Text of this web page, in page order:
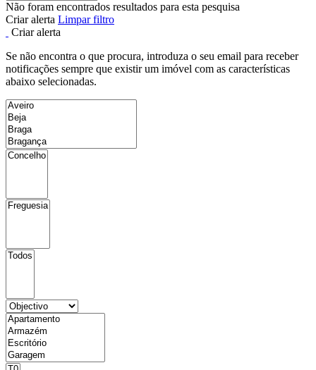
Não foram encontrados resultados para esta pesquisa
Criar alerta Limpar filtro
Criar alerta
Se não encontra o que procura, introduza o seu email para receber
notificações sempre que existir um imóvel com as características
abaixo selecionadas.